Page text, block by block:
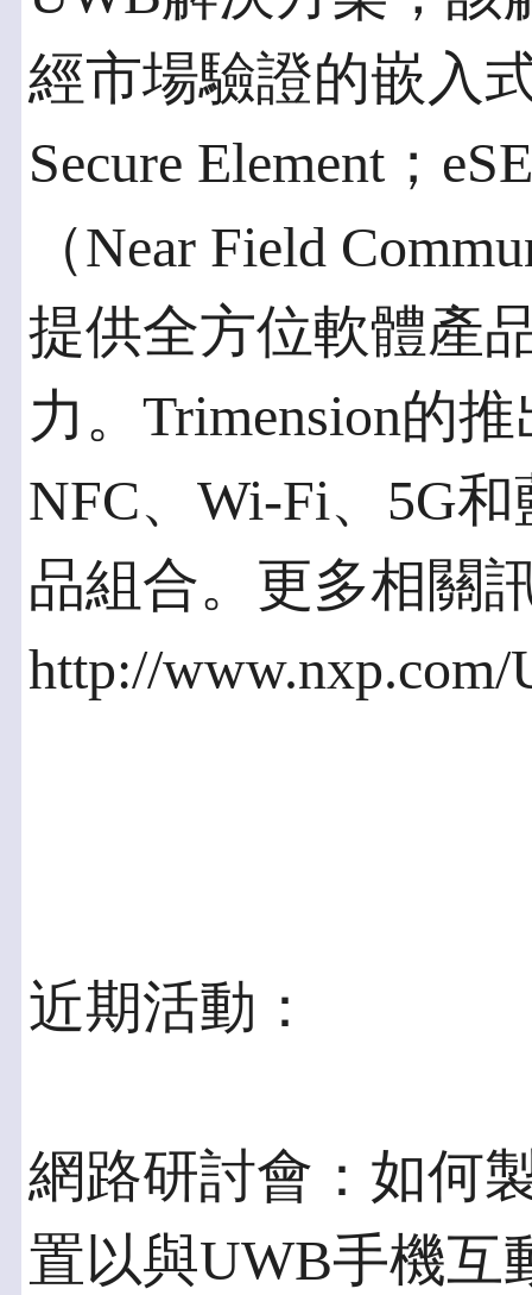
經市場驗證的嵌入
Secure Element；
（Near Field
提供全方位軟體產
力。Trimension的
NFC、Wi-Fi、5G
品組合。更多相關
http://
近期活動：
網路研討會：如何
置以與UWB手機互